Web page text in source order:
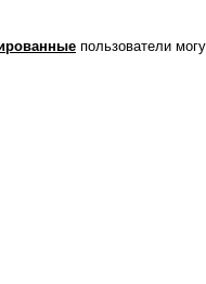
пользователи